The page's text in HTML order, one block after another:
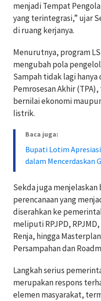
menjadi Tempat
yang terintegrasi,” ujar
di ruang kerjanya.
Menurutnya, program
mengubah pola
Sampah tidak lagi
Pemrosesan Akhir
bernilai ekonomi
listrik.
Baca juga:
Bupati Lotim
dalam Mencerdaskan
Sekda juga
perencanaan yang
diserahkan ke
meliputi RPJPD, RPJMD,
Renja, hingga
Persampahan dan
Langkah serius
merupakan respons
elemen masyarakat,